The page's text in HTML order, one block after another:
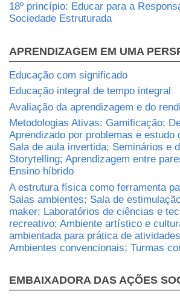
18º princípio: Educar para a
Sociedade Estruturada
APRENDIZAGEM EM UMA
Educação com significado
Educação integral de tempo integral
Avaliação da aprendizagem e do
Metodologias Ativas: Gamificação;
Aprendizado por problemas e
Sala de aula invertida; Seminários e
Storytelling; Aprendizagem entre
Ensino híbrido
A estrutura física como ferramenta
Salas ambientes; Sala de
maker; Laboratórios de ciências e
recreativo; Ambiente artístico e
ambientada para prática de
Ambientes convencionais; Turmas
EMBAIXADORA DAS AÇÕES